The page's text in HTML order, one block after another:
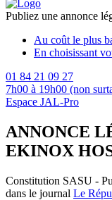
Publiez une annonce
Au coût le plus
En choisissant
01 84 21 09 27
7h00 à 19h00 (non
Espace JAL-Pro
ANNONCE
EKINOX
Constitution SASU -
dans le journal Le